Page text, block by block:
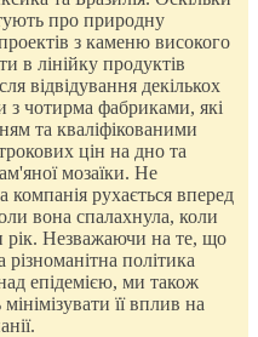
про природну
з каменю високого
в лінійку продуктів
відвідування декількох
з чотирма фабриками, які
та кваліфікованими
цін на дно та
мозаїки. Не
рухається вперед
вона спалахнула, коли
Незважаючи на те, що
політика
епідемією, ми також
її вплив на